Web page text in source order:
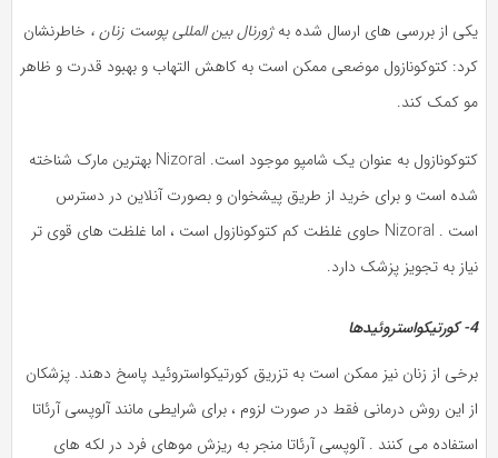
یکی از بررسی های ارسال شده بهژورنال بین المللی پوست زنان ، خاطرنشان
کرد: کتوکونازول موضعی ممکن است به کاهش التهاب و بهبود قدرت و ظاهر
مو کمک کند.
کتوکونازول به عنوان یک شامپو موجود است. Nizoral بهترین مارک شناخته
شده است و برای خرید از طریق پیشخوان و بصورت آنلاین در دسترس
است . Nizoral حاوی غلظت کم کتوکونازول است ، اما غلظت های قوی تر
نیاز به تجویز پزشک دارد.
4- کورتیکواستروئیدها
برخی از زنان نیز ممکن است به تزریق کورتیکواستروئید پاسخ دهند. پزشکان
از این روش درمانی فقط در صورت لزوم ، برای شرایطی مانند آلوپسی آرئاتا
استفاده می کنند . آلوپسی آرئاتا منجر به ریزش موهای فرد در لکه های